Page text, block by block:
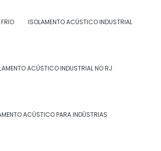
ISOLAMENTO ACÚSTICO INDUSTRIAL
ACÚSTICO INDUSTRIAL NO RJ
ACÚSTICO PARA INDÚSTRIAS